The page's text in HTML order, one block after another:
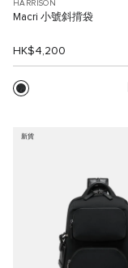
HARRISON
Macri 小號斜揹袋
HK$4,200
新貨